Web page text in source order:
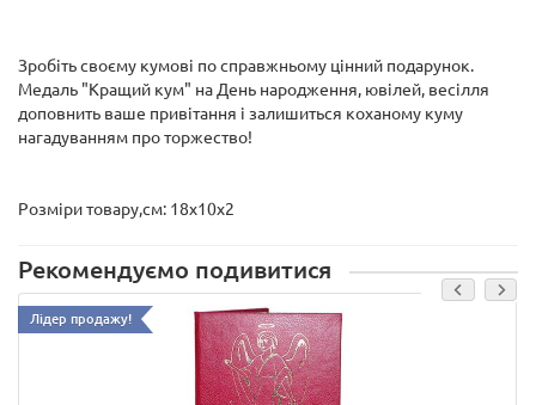
Зробіть своєму кумові по справжньому цінний подарунок.
Медаль "Кращий кум" на День народження, ювілей, весілля
доповнить ваше привітання і залишиться коханому куму
нагадуванням про торжество!
Розміри товару,см: 18х10х2
Рекомендуємо подивитися
Лідер продажу!